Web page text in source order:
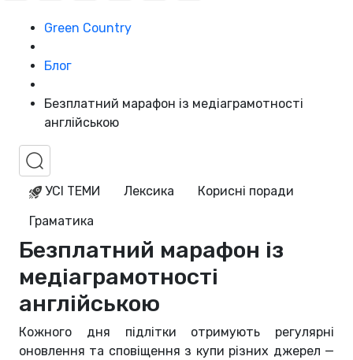
Green Country
Блог
Безплатний марафон із медіаграмотності
англійською
УСІ ТЕМИ Лексика
Корисні поради
Граматика
Безплатний марафон із
медіаграмотності
англійською
Кожного дня підлітки отримують регулярні
оновлення та сповіщення з купи різних джерел —